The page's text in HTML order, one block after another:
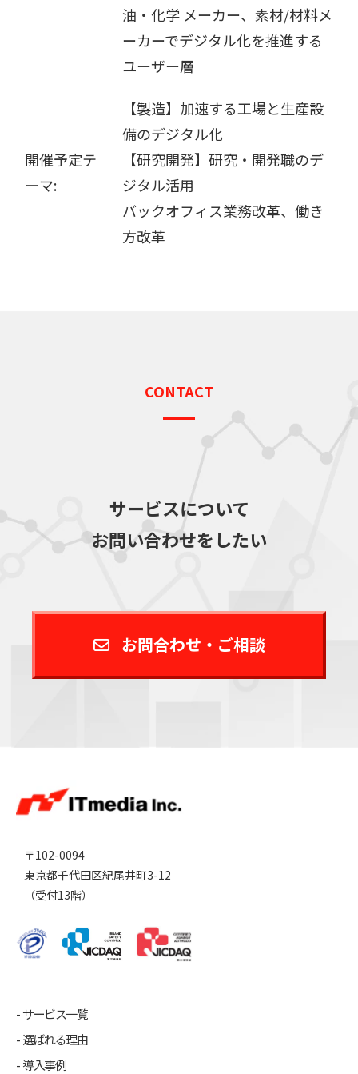
油・化学 メーカー、素材/材料メ
ーカーでデジタル化を推進する
ユーザー層
開催予定テ
ーマ:
【製造】加速する工場と生産設
備のデジタル化
【研究開発】研究・開発職のデ
ジタル活用
バックオフィス業務改革、働き
方改革
CONTACT
サービスについて
お問い合わせをしたい
お問合わせ・ご相談
〒102-0094
東京都千代田区紀尾井町3-12
（受付13階）
サービス一覧
選ばれる理由
導入事例